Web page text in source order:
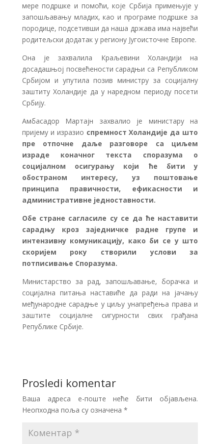
мере подршке и помоћи, које Србија примењује у
запошљавању младих, као и програме подршке за
породице, подсетивши да наша држава има највећи
родитељски додатак у региону Југоисточне Европе.
Она је захвалила Краљевини Холандији на
досадашњој посвећености сарадњи са Републиком
Србијом и упутила позив министру за социјалну
заштиту Холандије да у наредном периоду посети
Србију.
Амбасадор Мартајн захвалио је министару на
пријему и изразио спремност Холандије да што
пре отпочне даље разговоре са циљем
израде коначног текста споразума о
социјалном осигурању који ће бити у
обостраном интересу, уз поштовање
принципа правичности, ефикасности и
административне једноставности.
Обе стране сагласиле су се да ће наставити
сарадњу кроз заједничке радне групе и
интензивну комуникацију, како би се у што
скоријем року створили услови за
потписивање Споразума.
Министарство за рад, запошљавање, борачка и
социјална питања наставиће да ради на јачању
међународне сарадње у циљу унапређења права и
заштите социјалне сигурности свих грађана
Републике Србије.
Prosledi komentar
Ваша адреса е-поште неће бити објављена.
Неопходна поља су означена *